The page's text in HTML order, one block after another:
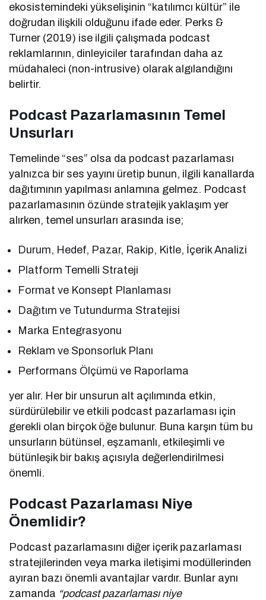
ekosistemindeki yükselişinin “katılımcı kültür” ile
doğrudan ilişkili olduğunu ifade eder. Perks &
Turner (2019) ise ilgili çalışmada podcast
reklamlarının, dinleyiciler tarafından daha az
müdahaleci (non-intrusive) olarak algılandığını
belirtir.
Podcast Pazarlamasının Temel
Unsurları
Temelinde “ses” olsa da podcast pazarlaması
yalnızca bir ses yayını üretip bunun, ilgili kanallarda
dağıtımının yapılması anlamına gelmez. Podcast
pazarlamasının özünde stratejik yaklaşım yer
alırken, temel unsurları arasında ise;
Durum, Hedef, Pazar, Rakip, Kitle, İçerik Analizi
Platform Temelli Strateji
Format ve Konsept Planlaması
Dağıtım ve Tutundurma Stratejisi
Marka Entegrasyonu
Reklam ve Sponsorluk Planı
Performans Ölçümü ve Raporlama
yer alır. Her bir unsurun alt açılımında etkin,
sürdürülebilir ve etkili podcast pazarlaması için
gerekli olan birçok öğe bulunur. Buna karşın tüm bu
unsurların bütünsel, eşzamanlı, etkileşimli ve
bütünleşik bir bakış açısıyla değerlendirilmesi
önemli.
Podcast Pazarlaması Niye
Önemlidir?
Podcast pazarlamasını diğer içerik pazarlaması
stratejilerinden veya marka iletişimi modüllerinden
ayıran bazı önemli avantajlar vardır. Bunlar aynı
zamanda “podcast pazarlaması niye